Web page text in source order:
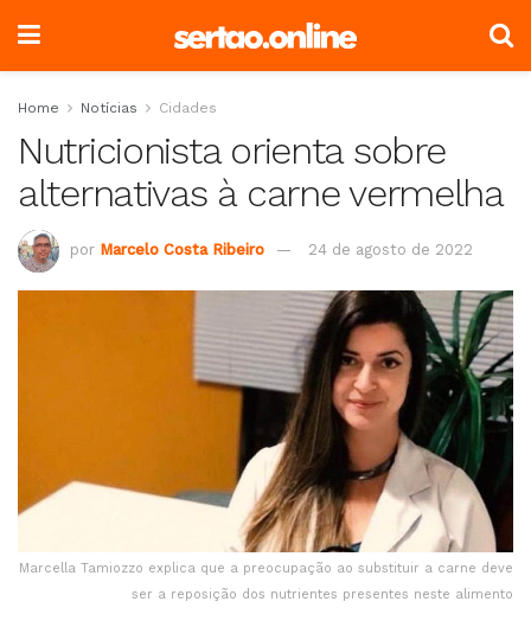
Home Notícias Cidades
Nutricionista orienta sobre
alternativas à carne vermelha
por Marcelo Costa Ribeiro 24 de agosto de 2022
Marcella Tamiozzo explica que a preocupação ao substituir a carne deve
ser a reposição dos nutrientes presentes neste alimento